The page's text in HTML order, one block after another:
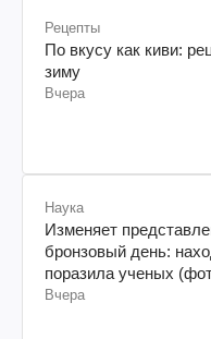
Рецепты
По вкусу как киви:
зиму
Вчера
Наука
Изменяет
бронзовый день:
поразила ученых
Вчера